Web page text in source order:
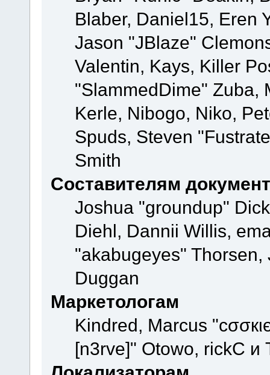
Blaber, Daniel15, Eren
Jason "JBlaze"
Valentin, Kays, Killer
"SlammedDime" Zuba,
Kerle, Nibogo, Niko,
Spuds, Steven
Smith
Составителям
Joshua "groundup"
Diehl, Dannii Willis,
"akabugeyes"
Duggan
Маркетологам
Kindred, Marcus
[n3rve]" Otowo, rickC и